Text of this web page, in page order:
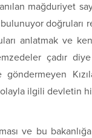
mağduriyet
doğruları
anlatmak ve
çadır
ilgili devletin
ve bu